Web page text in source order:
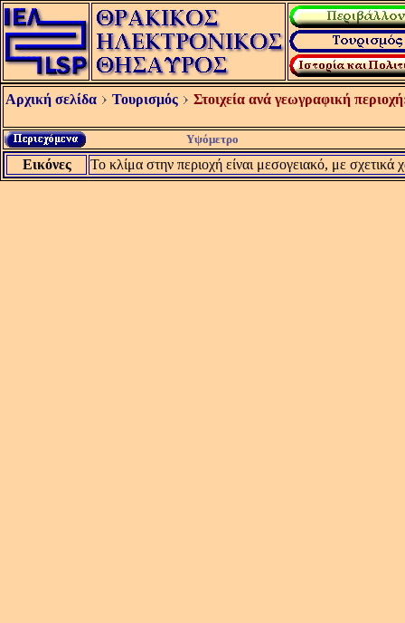
Αρχική σελίδα Τουρισμός Στοιχεία ανά γεωγραφική
Υψόμετρο
Εικόνες Το κλίμα στην περιοχή είναι μεσογειακό, με σχετικά